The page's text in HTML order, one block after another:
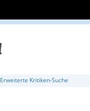
Erweiterte Kritiken-Suche